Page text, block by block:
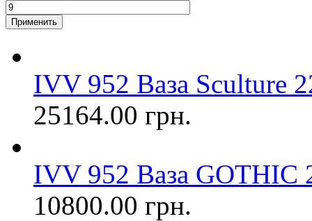
IVV 952 Ваза Sculture
25164.00 грн.
IVV 952 Ваза GOTHIC
10800.00 грн.